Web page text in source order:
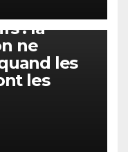
: la
ne
les
les